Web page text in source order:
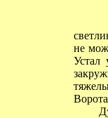
не
Устал